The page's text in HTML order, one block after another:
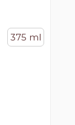
375 ml